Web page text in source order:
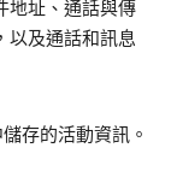
地址、通話與傳
以及通話和訊息
存的活動資訊。